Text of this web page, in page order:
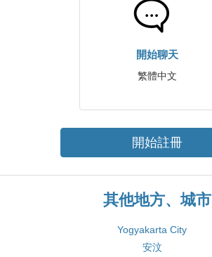
開始聊天
繁體中文
開始註冊
其他地方、城市
Yogyakarta City
安汶